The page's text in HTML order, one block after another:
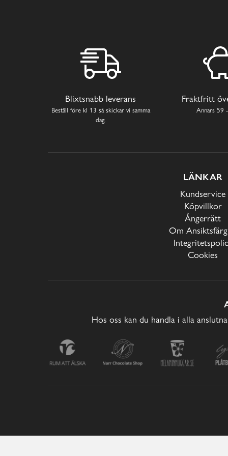
Blixtsnabb leverans
Beställ före kl 13 så skickar vi samma
dag.
Fraktfritt
Annars 59
LÄNKAR
Kundservice
Köpvillkor
Ångerrätt
Om
Cookies
Hos oss kan du handla i alla